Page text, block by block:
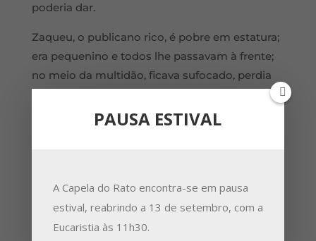
poderia dar.
Zaqueu, o publicano rico, é pobre em estatura;
era pequenino e todos lhe passavam à frente;
no meio da multidão, ficava sufocado, perdia
pragmático. Aproveita-se das possibilidades da
homem não se importa nada com os juízos
dos outros, habituado que está à maledicência
alheia. Age por si, e com grande liberdade. Não
PAUSA ESTIVAL
A Capela do Rato encontra-se em pausa
estival, reabrindo a 13 de setembro, com a
Eucaristia às 11h30.